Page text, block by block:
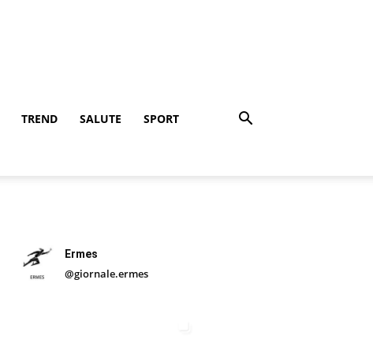
TREND SALUTE SPORT
Ermes
@giornale.ermes